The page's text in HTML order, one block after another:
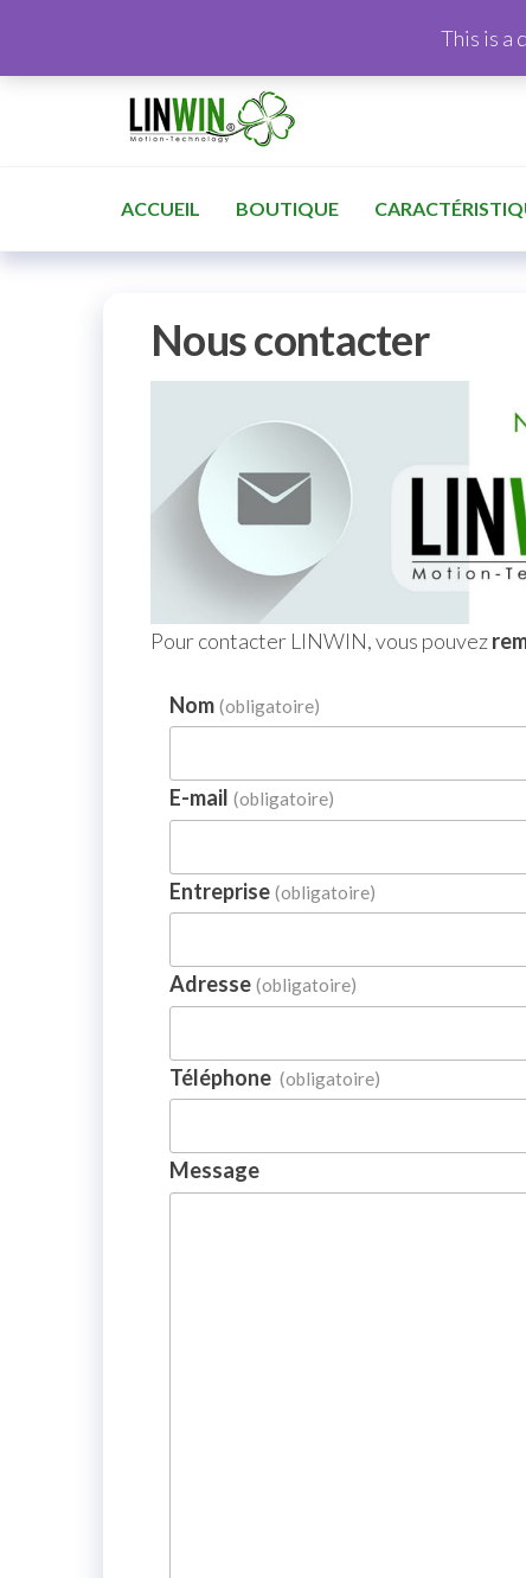
ACCUEIL BOUTIQUE
Nous contacter
Pour contacter LINWIN, vous pouvez
Nom (obligatoire)
E-mail (obligatoire)
Entreprise (obligatoire)
Adresse (obligatoire)
Téléphone (obligatoire)
Message
This is a